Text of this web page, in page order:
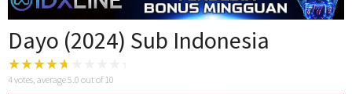
Dayo (2024) Sub Indonesia
4votes, average5.0 out of 10